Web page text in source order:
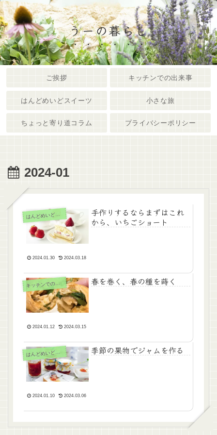
うーの暮らし
ご挨拶 キッチンでの出来事
はんどめいどスイーツ 小さな旅
ちょっと寄り道コラム プライバシーポリシー
2024-01
はんどめいどスイーツ
手作りするならまずはこれ
から、いちごショート
2024.01.30 2024.03.18
キ
ッチンでの出来事 春を巻く、春の種を蒔く
2024.01.12 2024.03.15
はんどめいどスイーツ 季節の果物でジャムを作る
2024.01.10 2024.03.06